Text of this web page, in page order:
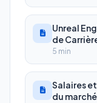
Unreal
de
5 min
Salaires
du marché